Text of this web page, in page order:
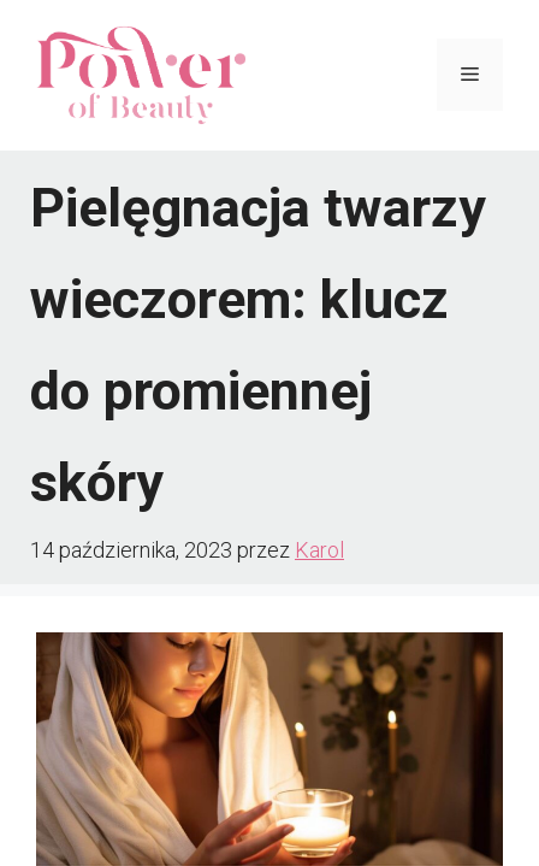
Menu
Pielęgnacja twarzy
wieczorem: klucz
do promiennej
skóry
14 października, 2023 przez Karol